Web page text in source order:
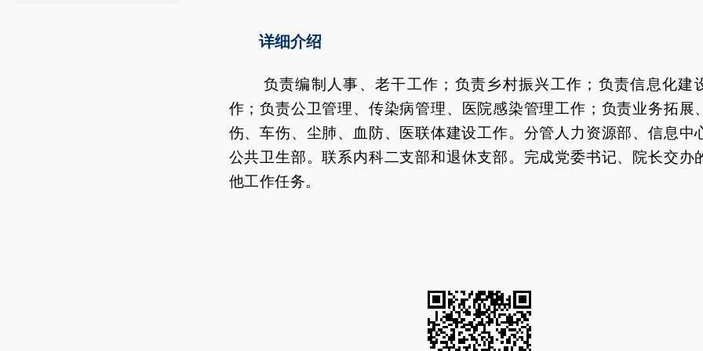
详细介绍
负责编制人事、老干工作；负责乡村振兴工作；负责信息化建
作；负责公卫管理、传染病管理、医院感染管理工作；负责业务拓展
伤、车伤、尘肺、血防、医联体建设工作。分管人力资源部、信息中
公共卫生部。联系内科二支部和退休支部。完成党委书记、院长交办
他工作任务。